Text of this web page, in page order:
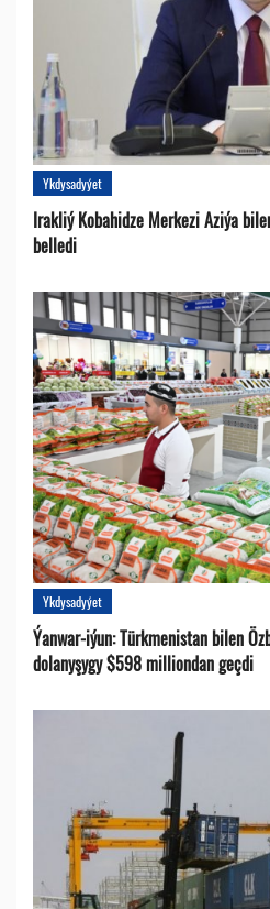
Ykdysadyýet
Irakliý Kobahidze Merkezi Aziýa
belledi
Ykdysadyýet
Ýanwar-iýun: Türkmenistan bilen
dolanyşygy $598 milliondan geçdi